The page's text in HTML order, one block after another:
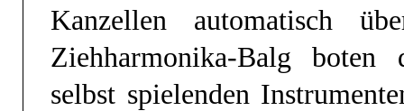
Kanzellen automatisch
Ziehharmonika-Balg boten
selbst spielenden